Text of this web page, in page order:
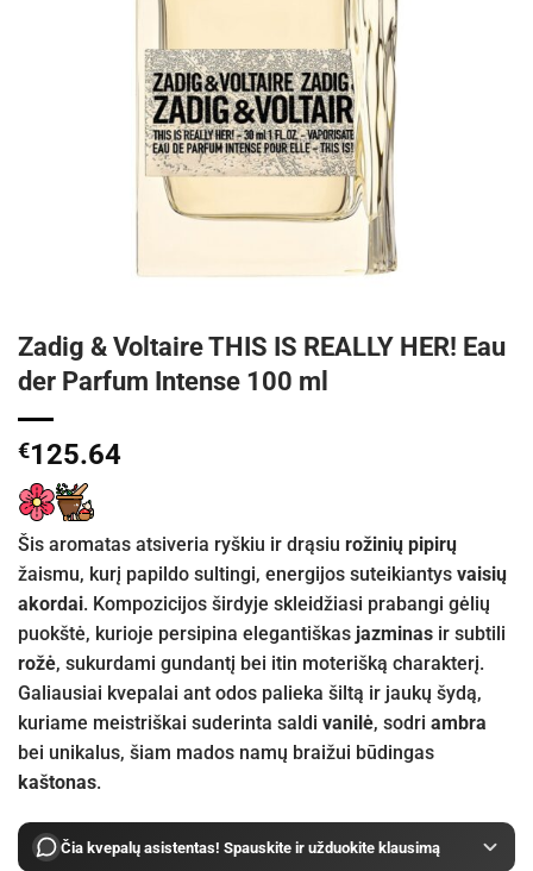
Zadig & Voltaire THIS IS REALLY HER! Eau
der Parfum Intense 100 ml
€125.64
Šis aromatas atsiveria ryškiu ir drąsiu rožinių pipirų
žaismu, kurį papildo sultingi, energijos suteikiantys vaisių
akordai. Kompozicijos širdyje skleidžiasi prabangi gėlių
puokštė, kurioje persipina elegantiškas jazminas ir subtili
rožė, sukurdami gundantį bei itin moterišką charakterį.
Galiausiai kvepalai ant odos palieka šiltą ir jaukų šydą,
kuriame meistriškai suderinta saldi vanilė, sodri ambra
bei unikalus, šiam mados namų braižui būdingas
kaštonas.
Čia kvepalų asistentas! Spauskite ir užduokite klausimą